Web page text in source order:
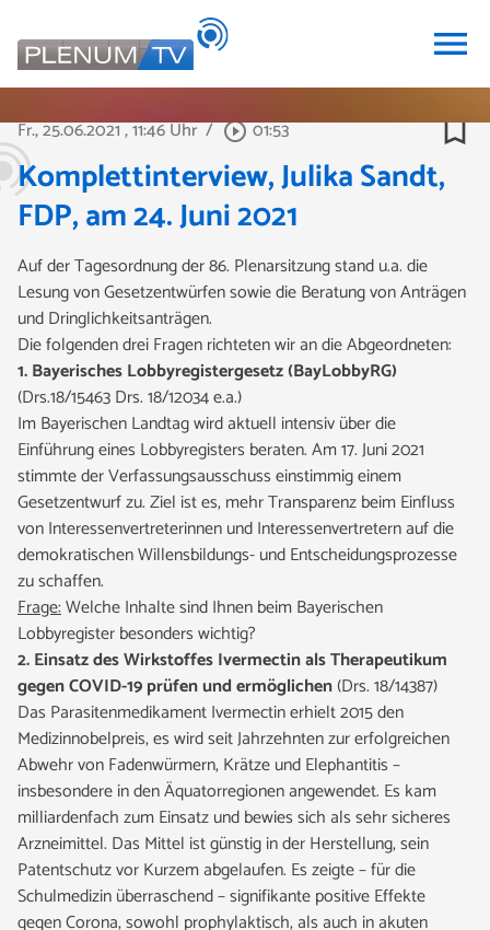
menu
Fr., 25.06.2021, 11:46 Uhr / play_circle_outline01:53 bookmark_border
Komplettinterview, Julika Sandt,
FDP, am 24. Juni 2021
Auf der Tagesordnung der 86. Plenarsitzung stand u.a. die
Lesung von Gesetzentwürfen sowie die Beratung von Anträgen
und Dringlichkeitsanträgen.
Die folgenden drei Fragenrichteten wir an die Abgeordneten:
1. Bayerisches Lobbyregistergesetz (BayLobbyRG)
(Drs.18/15463 Drs. 18/12034 e.a.)
Im Bayerischen Landtag wird aktuell intensiv über die
Einführung eines Lobbyregisters beraten. Am 17. Juni 2021
stimmte der Verfassungsausschuss einstimmig einem
Gesetzentwurf zu. Ziel ist es, mehr Transparenz beim Einfluss
von Interessenvertreterinnen und Interessenvertretern auf die
demokratischen Willensbildungs- und Entscheidungsprozesse
zu schaffen.
Frage:Welche Inhalte sind Ihnen beim Bayerischen
Lobbyregister besonders wichtig?
2. Einsatz des Wirkstoffes Ivermectin als Therapeutikum
gegen COVID-19 prüfen und ermöglichen(Drs. 18/14387)
Das Parasitenmedikament Ivermectin erhielt 2015 den
Medizinnobelpreis, es wird seit Jahrzehnten zur erfolgreichen
Abwehr von Fadenwürmern, Krätze und Elephantitis –
insbesondere in den Äquatorregionen angewendet. Es kam
milliardenfach zum Einsatz und bewies sich als sehr sicheres
Arzneimittel. Das Mittel ist günstig in der Herstellung, sein
Patentschutz vor Kurzem abgelaufen. Es zeigte – für die
Schulmedizin überraschend – signifikante positive Effekte
gegen Corona, sowohl prophylaktisch, als auch in akuten